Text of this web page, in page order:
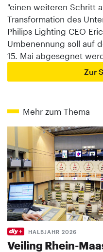
"einen weiteren Schritt
Transformation des
Philips Lighting CEO
Umbenennung soll auf
15. Mai abgesegnet
Zur
Mehr zum Thema
HALBJAHR 2026
Veiling Rhein-